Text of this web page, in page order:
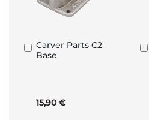
Carver Parts C2
Base
15,90 €
Aggiungi
al